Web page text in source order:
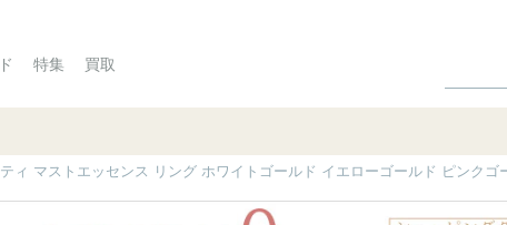
特集 買取
ィ マストエッセンス リング ホワイトゴールド イエローゴールド ピンクゴ